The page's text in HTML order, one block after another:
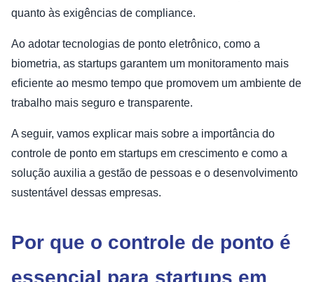
quanto às exigências de compliance.
Ao adotar tecnologias de ponto eletrônico, como a
biometria, as startups garantem um monitoramento mais
eficiente ao mesmo tempo que promovem um ambiente de
trabalho mais seguro e transparente.
A seguir, vamos explicar mais sobre a importância do
controle de ponto em startups em crescimento e como a
solução auxilia a gestão de pessoas e o desenvolvimento
sustentável dessas empresas.
Por que o controle de ponto é
essencial para startups em